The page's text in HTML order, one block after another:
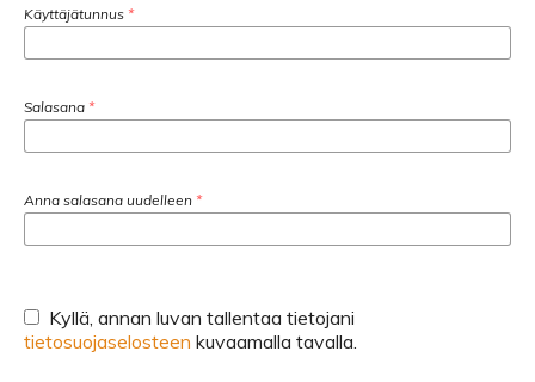
Käyttäjätunnus *
Salasana *
Anna salasana uudelleen *
Kyllä, annan luvan tallentaa tietojani
tietosuojaselosteen kuvaamalla tavalla.